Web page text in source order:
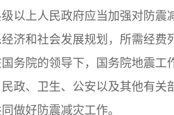
上人民政府应当加强对防震
济和社会发展规划，所需经费
院的领导下，国务院地震工
政、卫生、公安以及其他有关
做好防震减灾工作。